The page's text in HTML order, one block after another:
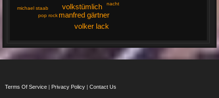
volkstümlich
manfred gärtner
volker lack
nacht
pop rock
michael staab
Terms Of Service | Privacy Policy | Contact Us